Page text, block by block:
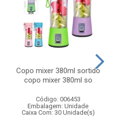
Copo mixer 380ml sortido
copo mixer 380ml so
Código: 006453
Embalagem: Unidade
Caixa Com: 30 Unidade(s)